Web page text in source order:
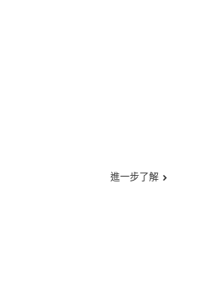
進一步了解